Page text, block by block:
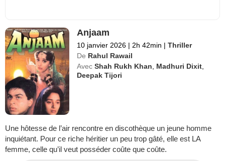
Anjaam
10 janvier 2026 | 2h 42min | Thriller
De Rahul Rawail
Avec Shah Rukh Khan Madhuri Dixit
Deepak Tijori
Une hôtesse de l’air rencontre en discothèque un jeune homme
inquiétant. Pour ce riche héritier un peu trop gâté, elle est LA
femme, celle qu’il veut posséder coûte que coûte.